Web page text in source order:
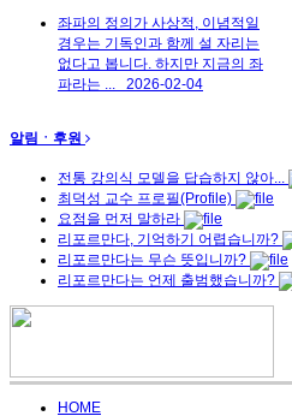
좌파의 정의가 사상적, 이념적일
경우는 기독인과 함께 설 자리는
없다고 봅니다. 하지만 지금의 좌
파라는 ...
2026-02-04
알림ㆍ후원
전통 강의식 모델을 답습하지 않아...
최덕성 교수 프로필(Profile)
요점을 먼저 말하라
리포르만다, 기억하기 어렵습니까?
리포르만다는 무슨 뜻입니까?
리포르만다는 언제 출범했습니까?
HOME